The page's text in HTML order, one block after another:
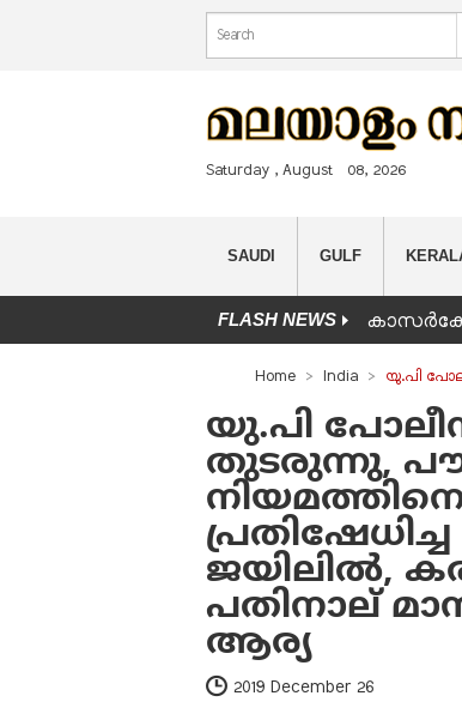
Search form
Search
Saturday , August 08, 2026
SAUDI GULF
FLASH NEWS
You are here
Home India യു.പി
യു.പി
തുടരുന്നു,
ജയിലിൽ,
പതിനാല്
ആര്യ
2019 December 26